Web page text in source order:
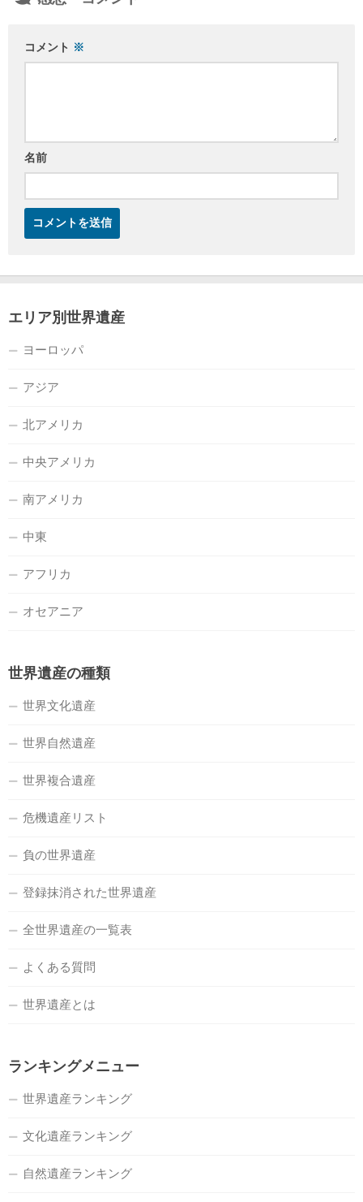
コメント ※
名前
エリア別世界遺産
ヨーロッパ
アジア
北アメリカ
中央アメリカ
南アメリカ
中東
アフリカ
オセアニア
世界遺産の種類
世界文化遺産
世界自然遺産
世界複合遺産
危機遺産リスト
負の世界遺産
登録抹消された世界遺産
全世界遺産の一覧表
よくある質問
世界遺産とは
ランキングメニュー
世界遺産ランキング
文化遺産ランキング
自然遺産ランキング